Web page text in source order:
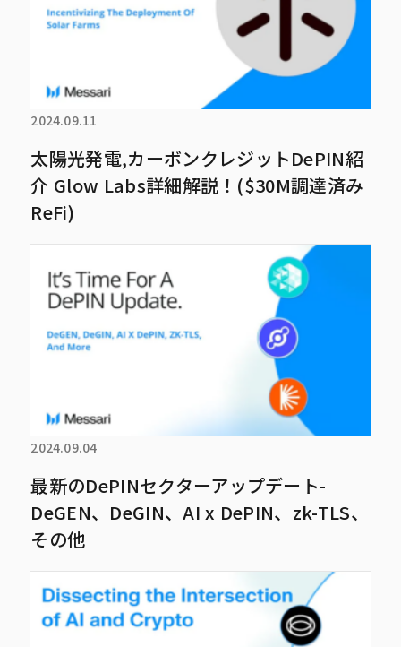
2024.09.11
太陽光発電,カーボンクレジットDePIN紹
介 Glow Labs詳細解説！($30M調達済み
ReFi)
2024.09.04
最新のDePINセクターアップデート-
DeGEN、DeGIN、AI x DePIN、zk-TLS、
その他